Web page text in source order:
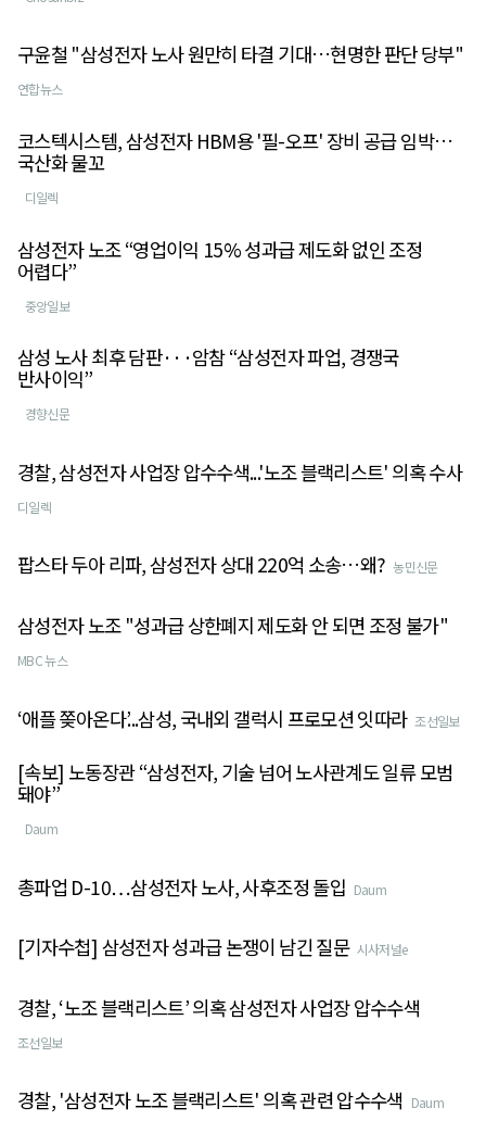
구윤철 "삼성전자 노사 원만히 타결 기대…현명한 판단 당부"
연합뉴스
코스텍시스템, 삼성전자 HBM용 '필-오프' 장비 공급 임박…
국산화 물꼬
디일렉
삼성전자 노조 “영업이익 15% 성과급 제도화 없인 조정
어렵다”
중앙일보
삼성 노사 최후 담판···암참 “삼성전자 파업, 경쟁국
반사이익”
경향신문
경찰, 삼성전자 사업장 압수수색...'노조 블랙리스트' 의혹 수사
디일렉
팝스타 두아 리파, 삼성전자 상대 220억 소송…왜? 농민신문
삼성전자 노조 "성과급 상한폐지 제도화 안 되면 조정 불가"
MBC 뉴스
‘애플 쫒아온다’...삼성, 국내외 갤럭시 프로모션 잇따라 조선일보
[속보] 노동장관 “삼성전자, 기술 넘어 노사관계도 일류 모범
돼야”
Daum
총파업 D-10…삼성전자 노사, 사후조정 돌입 Daum
[기자수첩] 삼성전자 성과급 논쟁이 남긴 질문 시사저널e
경찰, ‘노조 블랙리스트’ 의혹 삼성전자 사업장 압수수색
조선일보
경찰, '삼성전자 노조 블랙리스트' 의혹 관련 압수수색 Daum